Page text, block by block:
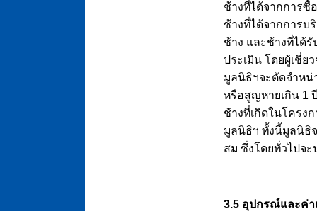
ช้างที่ได้จากการซื้
ช้างที่ได้จากการบ
ช้าง และช้างที่ได้
ประเมิน โดยผู้เชี่
มูลนิธิฯจะตัดจำหน่
หรือสูญหายเกิน 1
ช้างที่เกิดในโครง
มูลนิธิฯ ทั้งนี้มูลนิธิ
สม ซึ่งโดยทั่วไปจะ
3.5 อุปกรณ์และค่า